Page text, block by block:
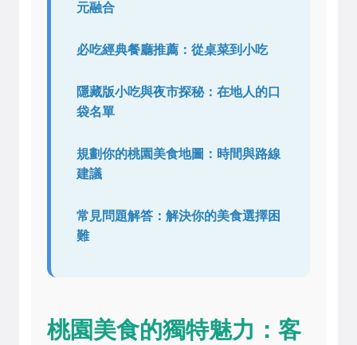
元融合
必吃經典餐廳推薦：從桌菜到小吃
隱藏版小吃與夜市探秘：在地人的口
袋名單
規劃你的桃園美食地圖：時間與路線
建議
常見問題解答：解決你的美食選擇困
難
桃園美食的獨特魅力：客